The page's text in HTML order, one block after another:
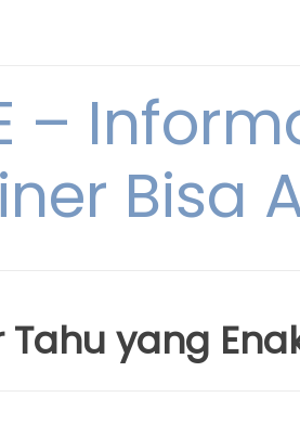
–
Bisa
yang